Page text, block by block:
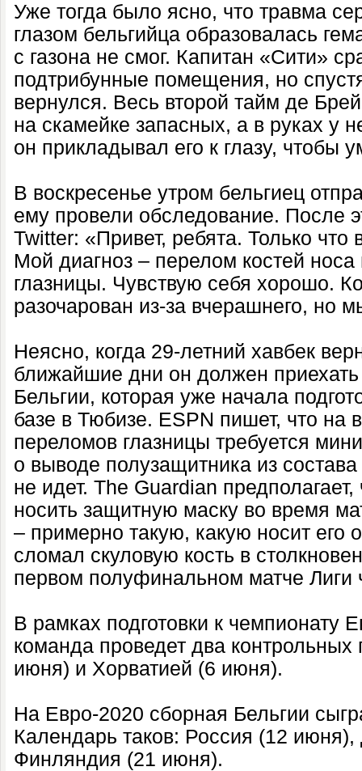
Уже тогда было ясно, что травма
глазом бельгийца образовалась
с газона не смог. Капитан «Сити»
подтрибунные помещения, но
вернулся. Весь второй тайм де
на скамейке запасных, а в руках у
он прикладывал его к глазу, чтобы
В воскресенье утром бельгиец
ему провели обследование. После
Twitter: «Привет, ребята. Только что
Мой диагноз – перелом костей
глазницы. Чувствую себя хорошо.
разочарован из-за вчерашнего, но
Неясно, когда 29-летний хавбек
ближайшие дни он должен
Бельгии, которая уже начала
базе в Тюбизе. ESPN пишет, что на
переломов глазницы требуется
о выводе полузащитника из
не идет. The Guardian
носить защитную маску во время
– примерно такую, какую носит его
сломал скуловую кость в
первом полуфинальном матче
В рамках подготовки к чемпионату
команда проведет два
июня) и Хорватией (6 июня).
На Евро-2020 сборная Бельгии
Календарь таков: Россия (12
Финляндия (21 июня).